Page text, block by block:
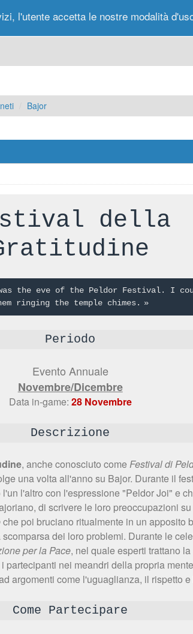
Nuovi Messaggi Messaggi di
Bajor
della
the eve of the Peldor Festival. I
ringing the temple chimes.
Periodo
Evento Annuale
Novembre/Dicembre
Data in-game: 28 Novembre
Descrizione
, anche conosciuto comeFestival di
una volta all'anno su Bajor. Durante il
l'altro con l'espressione "Peldor Joi" e
di scrivere le loro preoccupazioni
che poi bruciano ritualmente in un apposito
dei loro problemi. Durante le
per la Pace, nel quale esperti trattano la
partecipanti nei meandri della propria
argomenti come l'uguaglianza, il rispetto e
Come Partecipare
l'utente accetta le nostre modalità